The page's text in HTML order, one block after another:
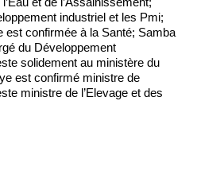
industriel et les Pmi;
confirmée à la Santé; Samba
du Développement
solidement au ministère du
est confirmé ministre de
ministre de l’Elevage et des